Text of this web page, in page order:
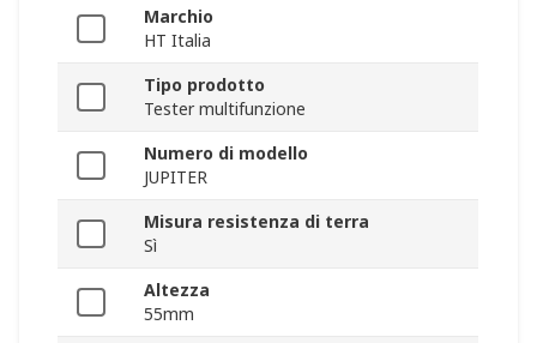
Marchio
HT Italia
Tipo prodotto
Tester multifunzione
Numero di modello
JUPITER
Misura resistenza di terra
Sì
Altezza
55mm